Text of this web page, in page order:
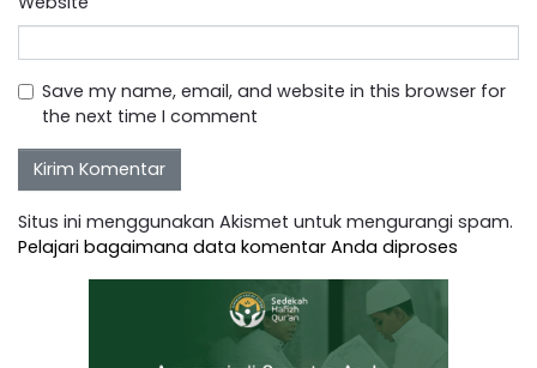
Save my name, email, and website in this browser for
the next time I comment
Situs ini menggunakan Akismet untuk mengurangi spam.
Pelajari bagaimana data komentar Anda diproses